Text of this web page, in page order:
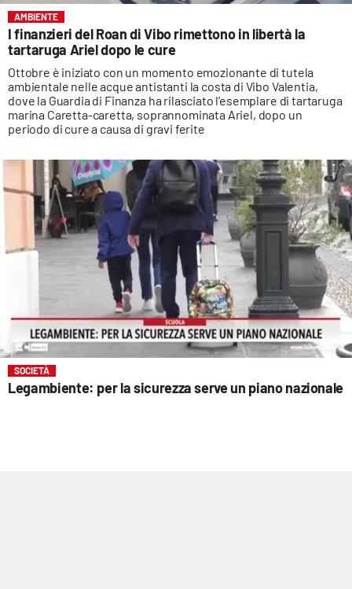
AMBIENTE
I finanzieri del Roan di Vibo rimettono in libertà la
tartaruga Ariel dopo le cure
Ottobre è iniziato con un momento emozionante di tutela
ambientale nelle acque antistanti la costa di Vibo Valentia,
dove la Guardia di Finanza ha rilasciato l’esemplare di tartaruga
marina Caretta-caretta, soprannominata Ariel, dopo un
periodo di cure a causa di gravi ferite
SOCIETÀ
Legambiente: per la sicurezza serve un piano nazionale